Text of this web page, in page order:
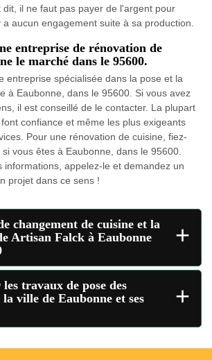
dit, il ne faut pas payer de l'argent pour
aucun engagement suite à sa production.
entreprise de rénovation de
le marché dans le 95600.
entreprise spécialisée dans la pose et la
à Eaubonne, dans le 95600. Si vous avez
il est conseillé de le contacter. La plupart
confiance et même les plus exigeants
Pour une rénovation de cuisine, fiez-
vous êtes à Eaubonne, dans le 95600.
informations, appelez-le et demandez un
projet dans ce sens !
changement de cuisine et la
Artisan Falck à Eaubonne
+
travaux de pose des
la ville de Eaubonne et ses
+